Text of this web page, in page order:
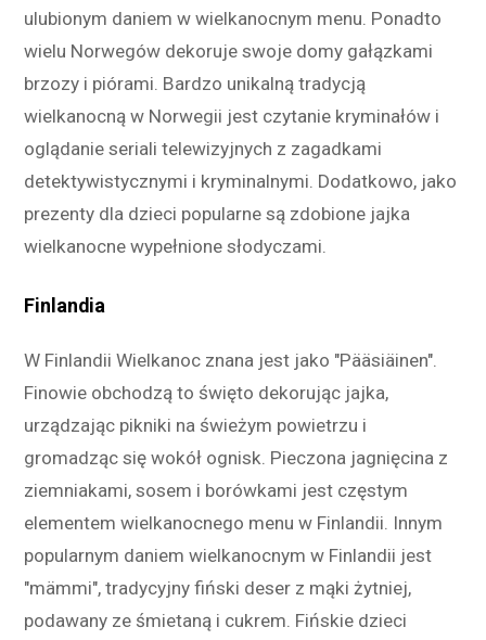
ulubionym daniem w wielkanocnym menu. Ponadto
wielu Norwegów dekoruje swoje domy gałązkami
brzozy i piórami. Bardzo unikalną tradycją
wielkanocną w Norwegii jest czytanie kryminałów i
oglądanie seriali telewizyjnych z zagadkami
detektywistycznymi i kryminalnymi. Dodatkowo, jako
prezenty dla dzieci popularne są zdobione jajka
wielkanocne wypełnione słodyczami.
Finlandia
W Finlandii Wielkanoc znana jest jako "Pääsiäinen".
Finowie obchodzą to święto dekorując jajka,
urządzając pikniki na świeżym powietrzu i
gromadząc się wokół ognisk. Pieczona jagnięcina z
ziemniakami, sosem i borówkami jest częstym
elementem wielkanocnego menu w Finlandii. Innym
popularnym daniem wielkanocnym w Finlandii jest
"mämmi", tradycyjny fiński deser z mąki żytniej,
podawany ze śmietaną i cukrem. Fińskie dzieci